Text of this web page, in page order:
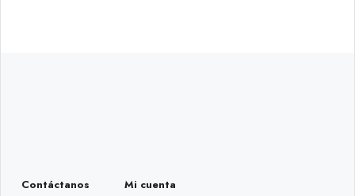
Contáctanos
Mi cuenta